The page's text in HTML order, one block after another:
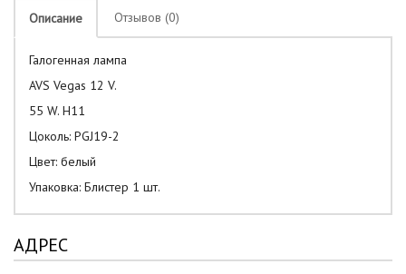
Описание Отзывов (0)
Галогенная лампа
AVS Vegas 12 V.
55 W. H11
Цоколь: PGJ19-2
Цвет: белый
Упаковка: Блистер 1 шт.
АДРЕС